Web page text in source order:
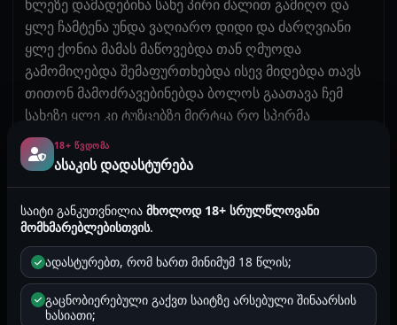
ხლეზე დამადებინა სახე პირი ძალით გამიღო და
ყლე ჩამტენა უნდა ვაღიარო დიდი და ძარღვიანი
ყლე ქონია მამას მაწოვებდა თან ღმუოდა
გამომიღებდა შემაფურთხებდა ისევ მიდებდა თავს
თითონ მამოძრავებინებდა ბოლოს გაათავა ჩემ
სახეზე ყლე კი ტუზცებზე მირტყა რო სპერმა
ბოლომდე ჩამოეცალა, ისევ თმებით დამითრია და
კრესლოზე მუცლით დამაწვინა და ტრაკზე
ბოზოოოო როგორი ვიწრო ხარ ეგრე მაგრა ნუ
უჭერო თან მირტყავდა ტრაკზე ააჰ მიდი ბოზო
მიდიიი დღეს ყველა მხრიდან გიხმააარ აჰ და
ტაჩოკი კიდე აჰ და უფრო მაგარი ტაჩოკი ყოველ
ამოკვნესებაზე უფრო ღრმად მტენიდა ყლეს
ღმუილით გაათავა ჩემ ტრაკშიიი აღარ
18+ ᲬᲕᲓᲝᲛᲐ
ასაკის დადასტურება
საიტი განკუთვნილიამხოლოდ 18+ სრულწლოვანი
მომხმარებლებისთვის.
ადასტურებთ, რომ ხართ მინიმუმ 18 წლის;
გაცნობიერებული გაქვთ საიტზე არსებული შინაარსის
ხასიათი;